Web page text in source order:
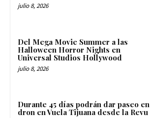
julio 8, 2026
Del Mega Movie Summer a las
Halloween Horror Nights en
Universal Studios Hollywood
julio 8, 2026
Durante 45 días podrán dar paseo en
dron en Vuela Tijuana desde la Revu